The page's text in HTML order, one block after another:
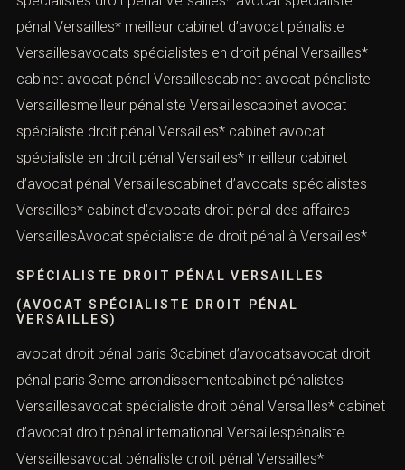
pénal Versailles* meilleur cabinet d’avocat pénaliste
Versaillesavocats spécialistes en droit pénal Versailles*
cabinet avocat pénal Versaillescabinet avocat pénaliste
Versaillesmeilleur pénaliste Versaillescabinet avocat
spécialiste droit pénal Versailles* cabinet avocat
spécialiste en droit pénal Versailles* meilleur cabinet
d’avocat pénal Versaillescabinet d’avocats spécialistes
Versailles* cabinet d’avocats droit pénal des affaires
VersaillesAvocat spécialiste de droit pénal à Versailles*
SPÉCIALISTE DROIT PÉNAL VERSAILLES
(AVOCAT SPÉCIALISTE DROIT PÉNAL
VERSAILLES)
avocat droit pénal paris 3cabinet d’avocatsavocat droit
pénal paris 3eme arrondissementcabinet pénalistes
Versaillesavocat spécialiste droit pénal Versailles* cabinet
d’avocat droit pénal international Versaillespénaliste
Versaillesavocat pénaliste droit pénal Versailles*